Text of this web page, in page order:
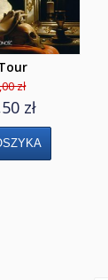
zł
zł